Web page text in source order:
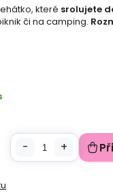
které srolujete
či na camping.